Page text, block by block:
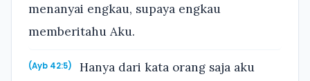
menanyai engkau, supaya engkau
memberitahu Aku.
(Ayb 42:5)
Hanya dari kata orang saja aku